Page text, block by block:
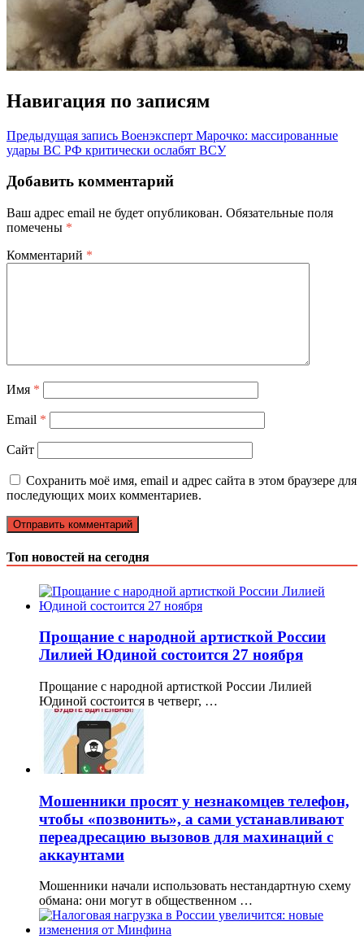
Навигация по записям
Предыдущая запись Военэксперт Марочко: массированные
удары ВС РФ критически ослабят ВСУ
Добавить комментарий
Ваш адрес email не будет опубликован. Обязательные поля
помечены *
Комментарий *
Имя *
Email *
Сайт
Сохранить моё имя, email и адрес сайта в этом браузере для
последующих моих комментариев.
Топ новостей на сегодня
Прощание с народной артисткой России
Лилией Юдиной состоится 27 ноября
Прощание с народной артисткой России Лилией
Юдиной состоится в четверг, …
Мошенники просят у незнакомцев телефон,
чтобы «позвонить», а сами устанавливают
переадресацию вызовов для махинаций с
аккаунтами
Мошенники начали использовать нестандартную схему
обмана: они могут в общественном …